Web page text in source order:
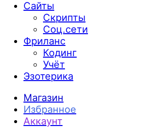
Сайты
Скрипты
Соц.сети
Фриланс
Кодинг
Учёт
Эзотерика
Магазин
Избранное
Аккаунт